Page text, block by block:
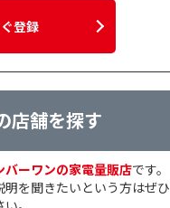
登録
店舗を探す
バーワンの家電量販店です。
を聞きたいという方はぜひ